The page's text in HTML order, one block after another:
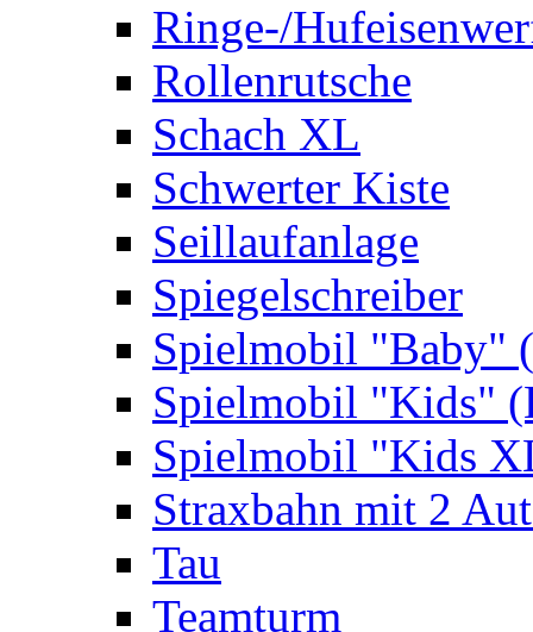
Ringe-/
Rollenrutsche
Schach XL
Schwerter Kiste
Seillaufanlage
Spiegelschreiber
Spielmobil "Baby"
Spielmobil "Kids"
Spielmobil "Kids
Straxbahn mit 2
Tau
Teamturm